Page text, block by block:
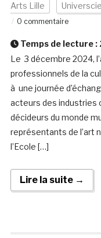
Arts Lille
0 commentaire
Temps de lecture :
Le 3 décembre 2024,
professionnels de la
à une journée
acteurs des industries
décideurs du monde
représentants de l’art
l’Ecole […]
Lire la suite →